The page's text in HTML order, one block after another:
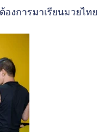
องการมาเรียนมวยไทย